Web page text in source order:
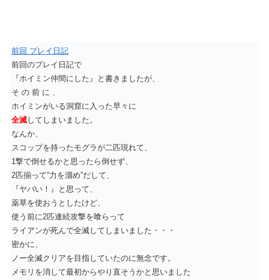
前回 プレイ日記
前回のプレイ日記で
『ホイミン仲間にした』と書きましたが、
そ の 前 に 、
ホイミンがいる洞窟に入った早々に
全滅してしまいました。
なんか、
スコップを持ったモグラが二匹現れて、
1撃で倒せるかと思ったら倒せず、
2匹揃って”力を溜め”だして、
『ヤバい！』と思って、
薬草を使おうとしたけど、
使う前に2匹連続攻撃を喰らって
ライアンが死んで全滅してしまいました・・・
密かに、
ノー全滅クリアを目指していたのに無念です。
メモリを消して最初からやり直そうかと思いました